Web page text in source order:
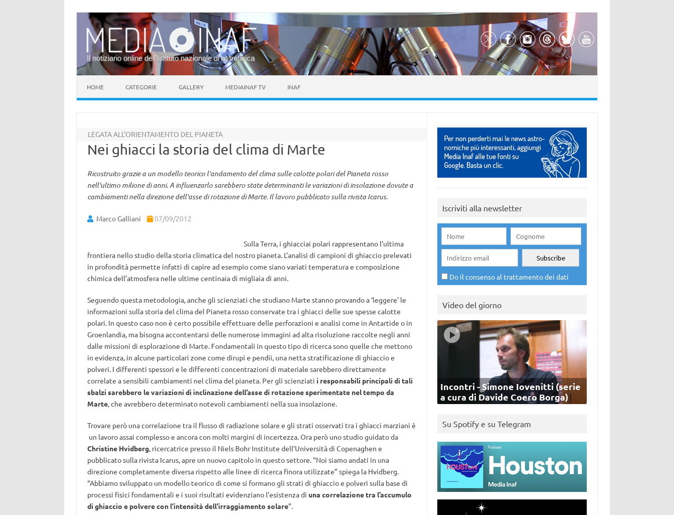
Il notiziario online dell’Istituto nazionale di astrofisica
HOME CATEGORIE GALLERY MEDIAINAF TV INAF
LEGATA ALL’ORIENTAMENTO DEL PIANETA
Nei ghiacci la storia del clima di Marte
Ricostruito grazie a un modello teorico l'andamento del clima sulle calotte polari del Pianeta rosso
nell'ultimo milione di anni. A influenzarlo sarebbero state determinanti le variazioni di insolazione dovute a
cambiamenti nella direzione dell'asse di rotazione di Marte. Il lavoro pubblicato sulla rivista Icarus.
Marco Galliani 07/09/2012
Sulla Terra, i ghiacciai polari rappresentano l’ultima
frontiera nello studio della storia climatica del nostro pianeta. L’analisi di campioni di ghiaccio prelevati
in profondità permette infatti di capire ad esempio come siano variati temperatura e composizione
chimica dell’atmosfera nelle ultime centinaia di migliaia di anni.
Seguendo questa metodologia, anche gli scienziati che studiano Marte stanno provando a ‘leggere’ le
informazioni sulla storia del clima del Pianeta rosso conservate tra i ghiacci delle sue spesse calotte
polari. In questo caso non è certo possibile effettuare delle perforazioni e analisi come in Antartide o in
Groenlandia, ma bisogna accontentarsi delle numerose immagini ad alta risoluzione raccolte negli anni
dalle missioni di esplorazione di Marte. Fondamentali in questo tipo di ricerca sono quelle che mettono
in evidenza, in alcune particolari zone come dirupi e pendii, una netta stratificazione di ghiaccio e
polveri. I differenti spessori e le differenti concentrazioni di materiale sarebbero direttamente
correlate a sensibili cambiamenti nel clima del pianeta. Per gli scienziati i responsabili principali di tali
sbalzi sarebbero le variazioni di inclinazione dell’asse di rotazione sperimentate nel tempo da
Marte, che avrebbero determinato notevoli cambiamenti nella sua insolazione.
Trovare però una correlazione tra il flusso di radiazione solare e gli strati osservati tra i ghiacci marziani è
un lavoro assai complesso e ancora con molti margini di incertezza. Ora però uno studio guidato da
Christine Hvidberg, ricercatrice presso il Niels Bohr Institute dell’Università di Copenaghen e
pubblicato sulla rivista Icarus, apre un nuovo capitolo in questo settore. “Noi siamo andati in una
direzione completamente diversa rispetto alle linee di ricerca finora utilizzate” spiega la Hvidberg.
“Abbiamo sviluppato un modello teorico di come si formano gli strati di ghiaccio e polveri sulla base di
processi fisici fondamentali e i suoi risultati evidenziano l’esistenza di una correlazione tra l’accumulo
di ghiaccio e polvere con l’intensità dell’irraggiamento solare”.
Iscriviti alla newsletter
Do il consenso al trattamento dei dati
Video del giorno
Incontri - Simone Iovenitti (serie
a cura di Davide Coero Borga)
Su Spotify e su Telegram